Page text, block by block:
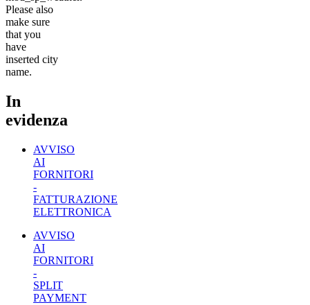
Please also
make sure
that you
have
inserted city
name.
In
evidenza
AVVISO
AI
FORNITORI
-
FATTURAZIONE
ELETTRONICA
AVVISO
AI
FORNITORI
-
SPLIT
PAYMENT